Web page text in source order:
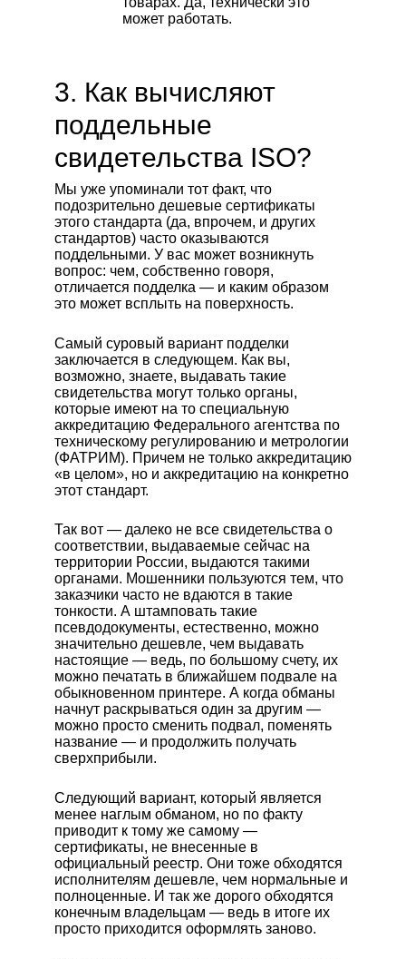
может работать.
3. Как вычисляют
поддельные
свидетельства ISO?
Мы уже упоминали тот факт, что
подозрительно дешевые сертификаты
этого стандарта (да, впрочем, и других
стандартов) часто оказываются
поддельными. У вас может возникнуть
вопрос: чем, собственно говоря,
отличается подделка — и каким образом
это может всплыть на поверхность.
Самый суровый вариант подделки
заключается в следующем. Как вы,
возможно, знаете, выдавать такие
свидетельства могут только органы,
которые имеют на то специальную
аккредитацию Федерального агентства по
техническому регулированию и метрологии
(ФАТРИМ). Причем не только аккредитацию
«в целом», но и аккредитацию на конкретно
этот стандарт.
Так вот — далеко не все свидетельства о
соответствии, выдаваемые сейчас на
территории России, выдаются такими
органами. Мошенники пользуются тем, что
заказчики часто не вдаются в такие
тонкости. А штамповать такие
псевдодокументы, естественно, можно
значительно дешевле, чем выдавать
настоящие — ведь, по большому счету, их
можно печатать в ближайшем подвале на
обыкновенном принтере. А когда обманы
начнут раскрываться один за другим —
можно просто сменить подвал, поменять
название — и продолжить получать
сверхприбыли.
Следующий вариант, который является
менее наглым обманом, но по факту
приводит к тому же самому —
сертификаты, не внесенные в
официальный реестр. Они тоже обходятся
исполнителям дешевле, чем нормальные и
полноценные. И так же дорого обходятся
конечным владельцам — ведь в итоге их
просто приходится оформлять заново.